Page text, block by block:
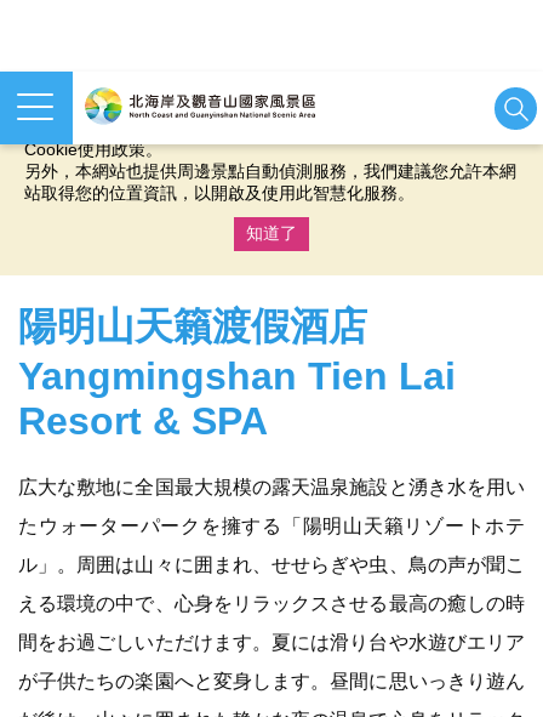
本網站使用cookies等相關技術以持續優化網站服務，並有助於為
您提供更佳的體驗，當您繼續使用本網站即表示您同意我們的
Cookie使用政策。
另外，本網站也提供周邊景點自動偵測服務，我們建議您允許本網
站取得您的位置資訊，以開啟及使用此智慧化服務。
知道了
陽明山天籟渡假酒店
Yangmingshan Tien Lai
Resort & SPA
広大な敷地に全国最大規模の露天温泉施設と湧き水を用い
たウォーターパークを擁する「陽明山天籟リゾートホテ
ル」。周囲は山々に囲まれ、せせらぎや虫、鳥の声が聞こ
える環境の中で、心身をリラックスさせる最高の癒しの時
間をお過ごしいただけます。夏には滑り台や水遊びエリア
が子供たちの楽園へと変身します。昼間に思いっきり遊ん